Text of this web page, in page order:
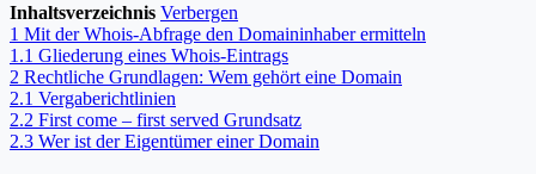
Inhaltsverzeichnis Verbergen
1 Mit der Whois-Abfrage den Domaininhaber ermitteln
1.1 Gliederung eines Whois-Eintrags
2 Rechtliche Grundlagen: Wem gehört eine Domain
2.1 Vergaberichtlinien
2.2 First come – first served Grundsatz
2.3 Wer ist der Eigentümer einer Domain